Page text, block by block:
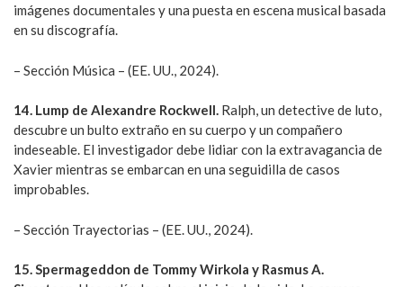
imágenes documentales y una puesta en escena musical basada
en su discografía.
– Sección Música – (EE. UU., 2024).
14. Lump de Alexandre Rockwell. Ralph, un detective de luto,
descubre un bulto extraño en su cuerpo y un compañero
indeseable. El investigador debe lidiar con la extravagancia de
Xavier mientras se embarcan en una seguidilla de casos
improbables.
– Sección Trayectorias – (EE. UU., 2024).
15. Spermageddon de Tommy Wirkola y Rasmus A.